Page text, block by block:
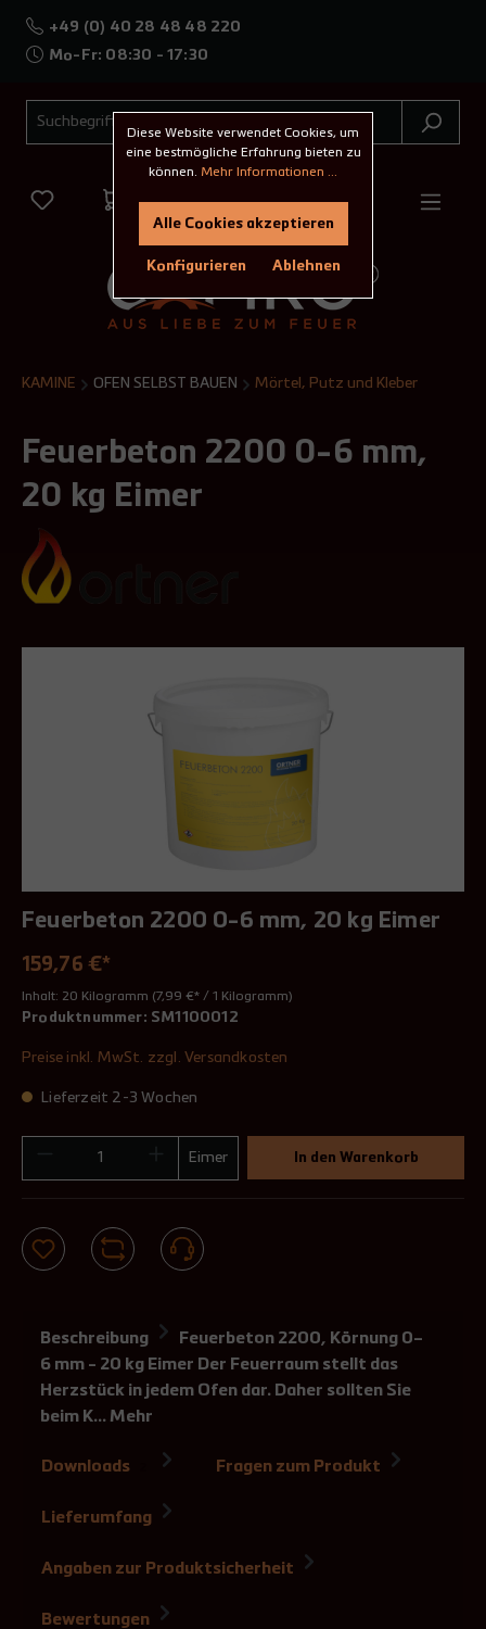
+49 (0) 40 28 48 48 220
Mo-Fr: 08:30 - 17:30
KAMINE OFEN SELBST BAUEN Mörtel, Putz und Kleber
Feuerbeton 2200 0-6 mm,
20 kg Eimer
Feuerbeton 2200 0-6 mm, 20 kg Eimer
159,76 €*
Inhalt: 20 Kilogramm (7,99 €* / 1 Kilogramm)
Produktnummer: SM1100012
Preise inkl. MwSt. zzgl. Versandkosten
Lieferzeit 2-3 Wochen
Eimer In den Warenkorb
Beschreibung
Feuerbeton 2200, Körnung 0–
6 mm - 20 kg Eimer Der Feuerraum stellt das
Herzstück in jedem Ofen dar. Daher sollten Sie
beim K… Mehr
Downloads Fragen zum Produkt
Lieferumfang
Angaben zur Produktsicherheit
Bewertungen
Diese Website verwendet Cookies, um
eine bestmögliche Erfahrung bieten zu
können. Mehr Informationen ...
Ablehnen
Konfigurieren
Alle Cookies akzeptieren